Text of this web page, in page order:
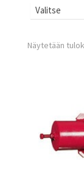
Valitse
Näytetään